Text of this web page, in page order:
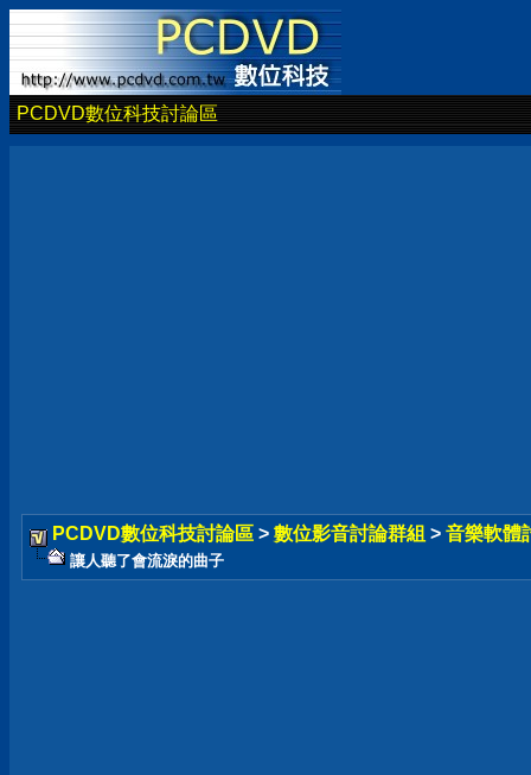
PCDVD數位科技討論區
PCDVD數位科技討論區 > 數位影音討論群組 > 音樂軟體
讓人聽了會流淚的曲子